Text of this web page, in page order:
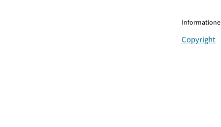
Copyright